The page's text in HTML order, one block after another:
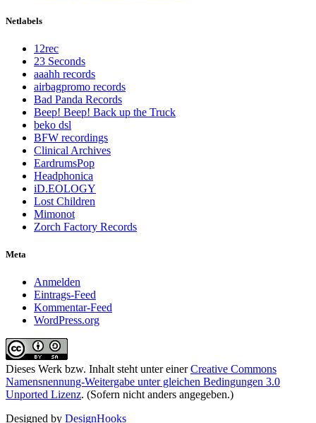
Netlabels
12rec
23 Seconds
aaahh records
airbagpromo records
Bad Panda Records
Beep! Beep! Back up the Truck
beko dsl
BFW recordings
Clinical Archives
EardrumsPop
Headphonica
iD.EOLOGY
Lost Children
Mimonot
Zorch Factory Records
Meta
Anmelden
Eintrags-Feed
Kommentar-Feed
WordPress.org
Dieses Werk bzw. Inhalt steht unter einerCreative Commons
Namensnennung-Weitergabe unter gleichen Bedingungen 3.0
Unported Lizenz. (Sofern nicht anders angegeben.)
Designed by DesignHooks